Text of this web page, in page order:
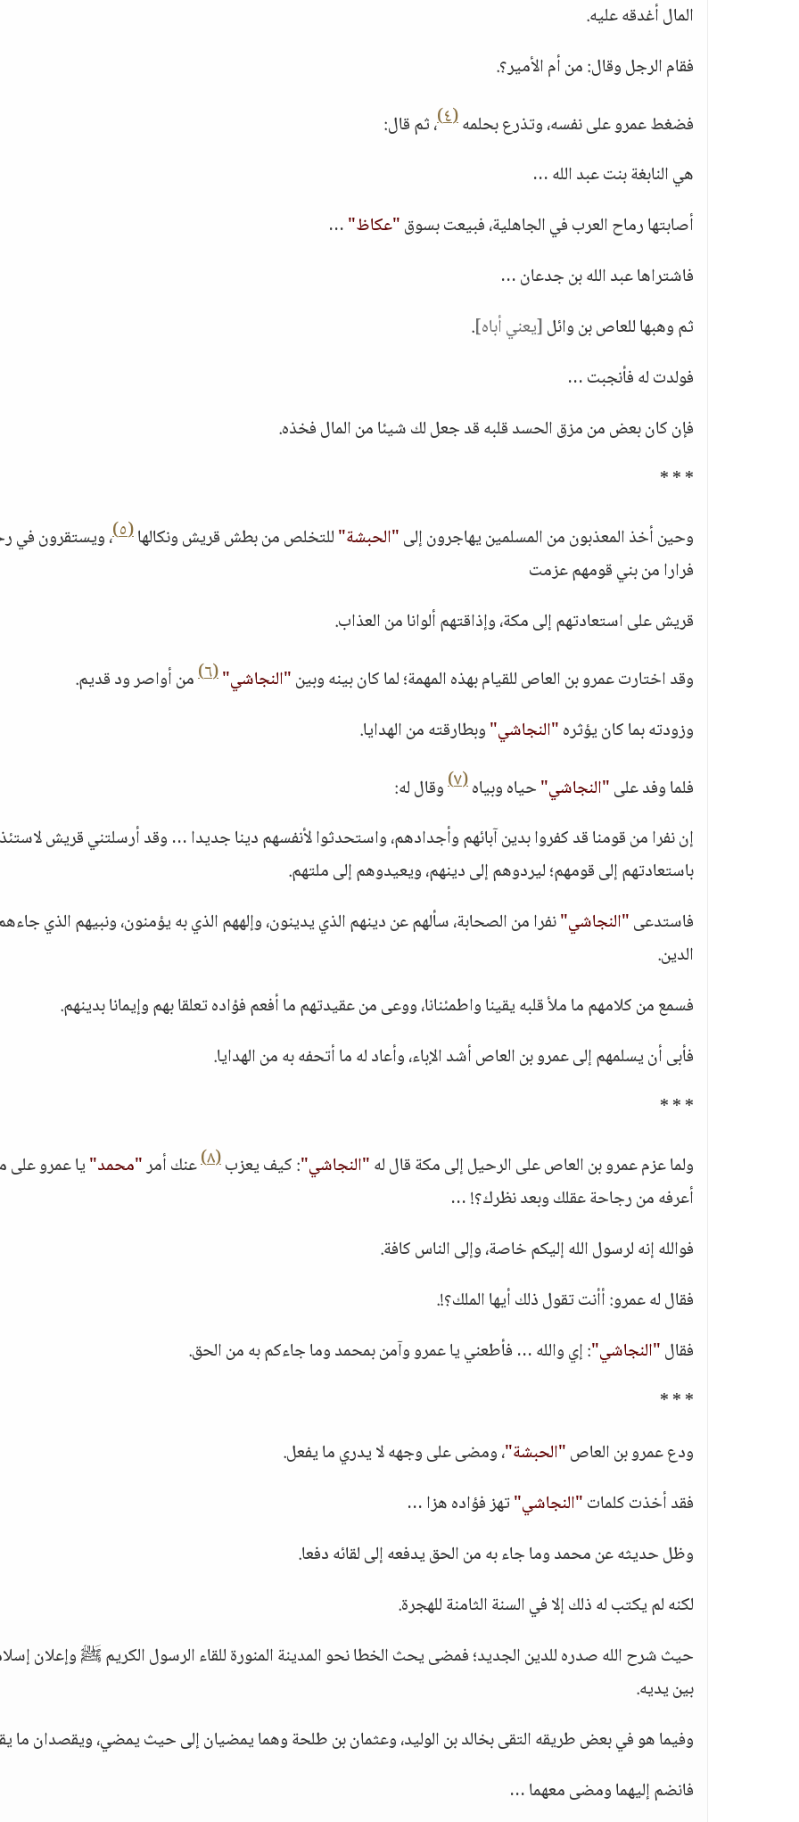
المال أغدقه عليه.
فقام الرجل وقال: من أم الأمير؟.
فضغط عمرو على نفسه، وتذرع بحلمه(٤) ، ثم قال:
هي النابغة بنت عبد الله …
أصابتها رماح العرب في الجاهلية، فبيعت بسوق"عكاظ"…
فاشتراها عبد الله بن جدعان …
ثم وهبها للعاص بن وائل[يعني أباه].
فولدت له فأنجبت …
فإن كان بعض من مزق الحسد قلبه قد جعل لك شيئا من المال فخذه.
* * *
وحين أخذ المعذبون من المسلمين يهاجرون إلى"الحبشة"للتخلص من بطش قريش ونكالها(٥) ، ويستقرون في
فرارا من بني قومهم عزمت
قريش على استعادتهم إلى مكة، وإذاقتهم ألوانا من العذاب.
وقد اختارت عمرو بن العاص للقيام بهذه المهمة؛ لما كان بينه وبين"النجاشي"(٦)
من أواصر ود قديم.
وزودته بما كان يؤثره"النجاشي"وبطارقته من الهدايا.
فلما وفد على"النجاشي"حياه وبياه(٧)
وقال له:
إن نفرا من قومنا قد كفروا بدين آبائهم وأجدادهم، واستحدثوا لأنفسهم دينا جديدا … وقد أرسلتني قريش
باستعادتهم إلى قومهم؛ ليردوهم إلى دينهم، ويعيدوهم إلى ملتهم.
فاستدعى"النجاشي"نفرا من الصحابة، سألهم عن دينهم الذي يدينون، وإلههم الذي به يؤمنون، ونبيهم الذي
الدين.
فسمع من كلامهم ما ملأ قلبه يقينا واطمئنانا، ووعى من عقيدتهم ما أفعم فؤاده تعلقا بهم وإيمانا بدينهم.
فأبى أن يسلمهم إلى عمرو بن العاص أشد الإباء، وأعاد له ما أتحفه به من الهدايا.
* * *
ولما عزم عمرو بن العاص على الرحيل إلى مكة قال له"النجاشي": كيف يعزب(٨) عنك أمر"محمد"يا عمرو على
أعرفه من رجاحة عقلك وبعد نظرك؟! …
فوالله إنه لرسول الله إليكم خاصة، وإلى الناس كافة.
فقال له عمرو: أأنت تقول ذلك أيها الملك؟!.
فقال"النجاشي": إي والله … فأطعني يا عمرو وآمن بمحمد وما جاءكم به من الحق.
* * *
ودع عمرو بن العاص"الحبشة"، ومضى على وجهه لا يدري ما يفعل.
فقد أخذت كلمات"النجاشي"تهز فؤاده هزا …
وظل حديثه عن محمد وما جاء به من الحق يدفعه إلى لقائه دفعا.
لكنه لم يكتب له ذلك إلا في السنة الثامنة للهجرة.
حيث شرح الله صدره للدين الجديد؛ فمضى يحث الخطا نحو المدينة المنورة للقاء الرسول الكريم ﷺ وإعلان
بين يديه.
وفيما هو في بعض طريقه التقى بخالد بن الوليد، وعثمان بن طلحة وهما يمضيان إلى حيث يمضي، ويقصدان ما
فانضم إليهما ومضى معهما …